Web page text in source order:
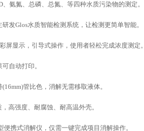
、氨氮、总磷、总氮、等四种水质污染物的测定。
研发Glos水质智能检测系统，让检测更简单智能。
屏显示，引导式操作，使用者轻松完成浓度测定。
自动打印。
(16mm)管比色，消解无需移取液体。
，高强度、耐腐蚀、耐高温外壳。
便携式消解仪，仅需一键完成项目消解操作。